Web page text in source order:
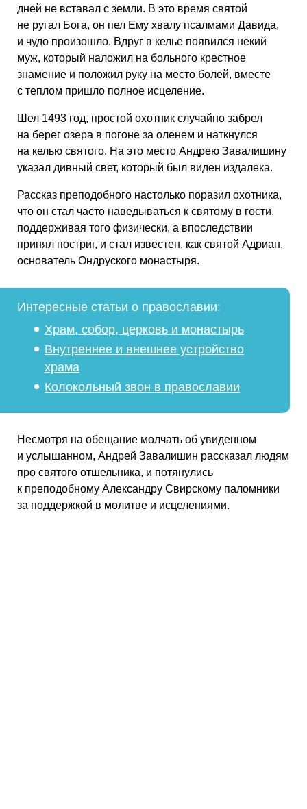
дней не вставал с земли. В это время святой
не ругал Бога, он пел Ему хвалу псалмами Давида,
и чудо произошло. Вдруг в келье появился некий
муж, который наложил на больного крестное
знамение и положил руку на место болей, вместе
с теплом пришло полное исцеление.
Шел 1493 год, простой охотник случайно забрел
на берег озера в погоне за оленем и наткнулся
на келью святого. На это место Андрею Завалишину
указал дивный свет, который был виден издалека.
Рассказ преподобного настолько поразил охотника,
что он стал часто наведываться к святому в гости,
поддерживая того физически, а впоследствии
принял постриг, и стал известен, как святой Адриан,
основатель Ондруского монастыря.
Интересные статьи о православии:
Храм, собор, церковь и монастырь
Внутреннее и внешнее устройство
храма
Колокольный звон в православии
Несмотря на обещание молчать об увиденном
и услышанном, Андрей Завалишин рассказал людям
про святого отшельника, и потянулись
к преподобному Александру Свирскому паломники
за поддержкой в молитве и исцелениями.